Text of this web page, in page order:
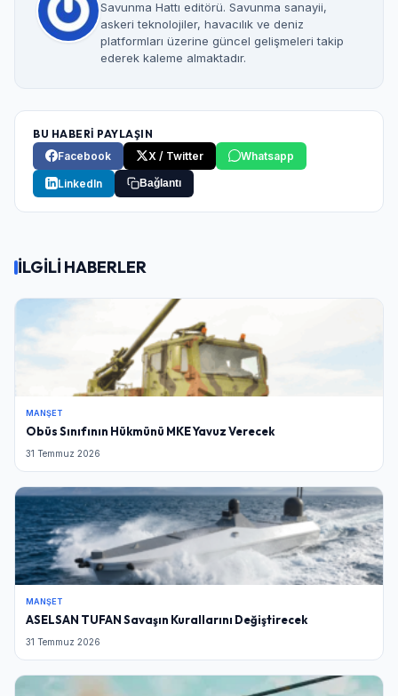
Savunma Hattı editörü. Savunma sanayii,
askeri teknolojiler, havacılık ve deniz
platformları üzerine güncel gelişmeleri takip
ederek kaleme almaktadır.
BU HABERİ PAYLAŞIN
Facebook
X / Twitter Whatsapp
LinkedIn Bağlantı
İLGİLİ HABERLER
MANŞET
Obüs Sınıfının Hükmünü MKE Yavuz Verecek
31 Temmuz 2026
MANŞET
ASELSAN TUFAN Savaşın Kurallarını Değiştirecek
31 Temmuz 2026
Şifre
Giriş Yap